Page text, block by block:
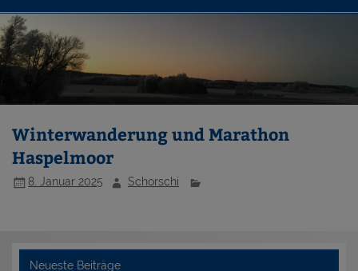
Winterwanderung und Marathon
Haspelmoor
8. Januar 2025 Schorschi
Neueste Beiträge